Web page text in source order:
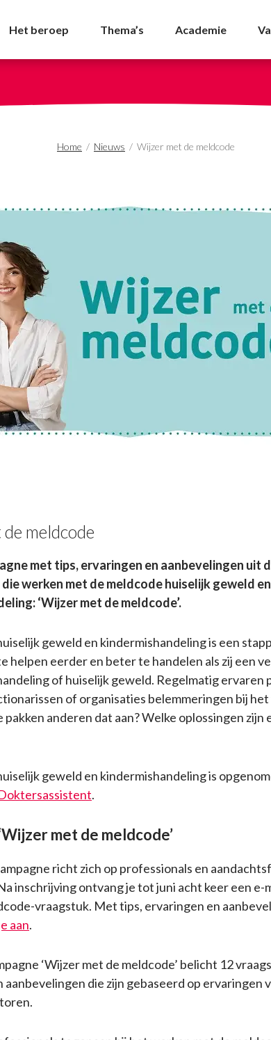
- NVDA
Het beroep Thema’s Academie
Home / Nieuws / Wijzer met de meldcode
meldcode
met tips, ervaringen en aanbevelingen uit
werken met de meldcode huiselijk geweld en
‘Wijzer met de meldcode’.
geweld en kindermishandeling is een
helpen eerder en beter te handelen als zij een
of huiselijk geweld. Regelmatig ervaren
of organisaties belemmeringen bij
pakken anderen dat aan? Welke oplossingen zijn
geweld en kindermishandeling is
.
met de meldcode’
richt zich op professionals en
inschrijving ontvang je tot juni acht keer een e-
vraagstuk. Met tips, ervaringen en
aan.
‘Wijzer met de meldcode’ belicht 12
aanbevelingen die zijn gebaseerd op ervaringen